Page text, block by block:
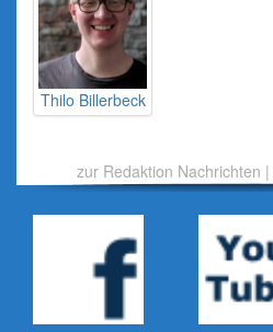
Thilo Billerbeck
zur Redaktion Nachrichten |